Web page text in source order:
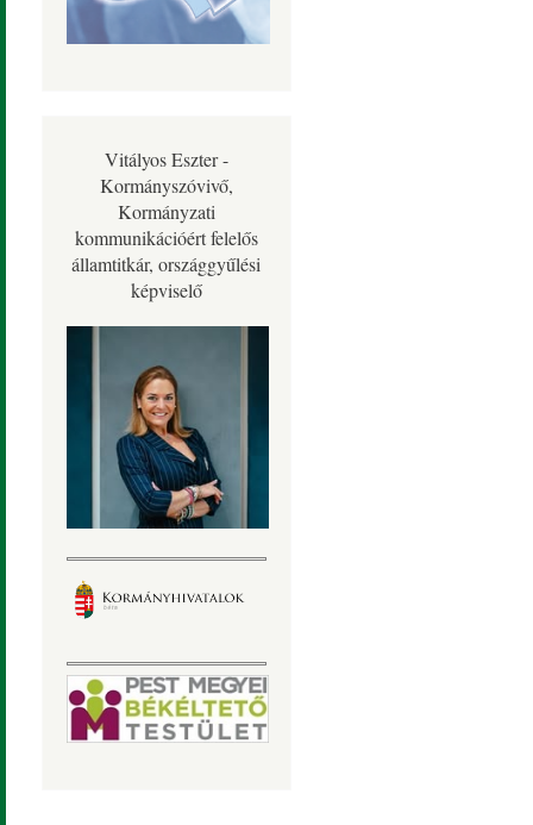
Vitályos Eszter -
Kormányszóvivő,
Kormányzati
kommunikációért felelős
államtitkár, országgyűlési
képviselő